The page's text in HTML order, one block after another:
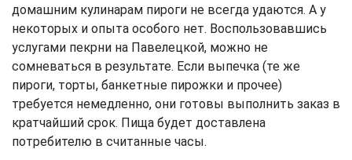
домашним кулинарам пироги не всегда удаются. А у
некоторых и опыта особого нет. Воспользовавшись
услугами пекрни на Павелецкой, можно не
сомневаться в результате. Если выпечка (те же
пироги, торты, банкетные пирожки и прочее)
требуется немедленно, они готовы выполнить заказ в
кратчайший срок. Пища будет доставлена
потребителю в считанные часы.